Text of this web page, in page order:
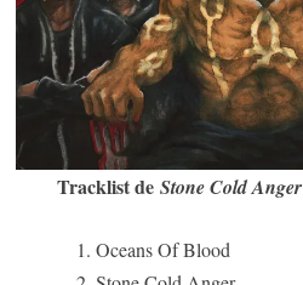
Tracklist deStone Cold Anger
Oceans Of Blood